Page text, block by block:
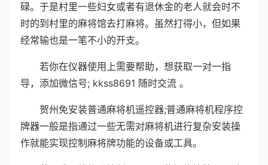
碌。于是村里一些妇女或者有退休金的老人就会时不
时的到村里的麻将馆去打麻将。虽然打得小，但如果
经常输也是一笔不小的开支。
若你在仪器使用上需要帮助，想获取一对一指
导，添加微信号; kkss8691 随时交流 。
贺州免安装普通麻将机遥控器;普通麻将机程序控
牌器一般是指通过一些无需对麻将机进行复杂安装操
作就能实现控制麻将牌功能的设备或工具。